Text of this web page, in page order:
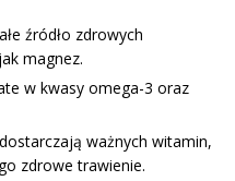
źródło zdrowych
magnez.
w kwasy omega-3 oraz
ważnych witamin,
zdrowe trawienie.